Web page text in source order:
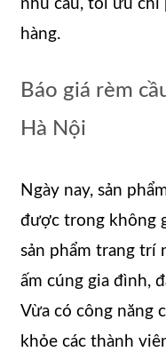
nhu cầu, tối ưu chi
hàng.
Báo giá rèm
Hà Nội
Ngày nay, sản
được trong không
sản phẩm trang trí
ấm cúng gia đình,
Vừa có công năng
khỏe các thành